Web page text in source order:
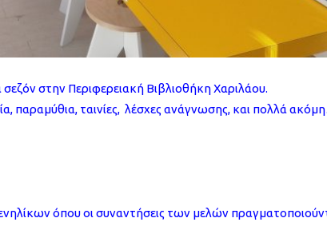
στην Περιφερειακή Βιβλιοθήκη Χαριλάου.
παραμύθια, ταινίες, λέσχες ανάγνωσης, και πολλά
όπου οι συναντήσεις των μελών